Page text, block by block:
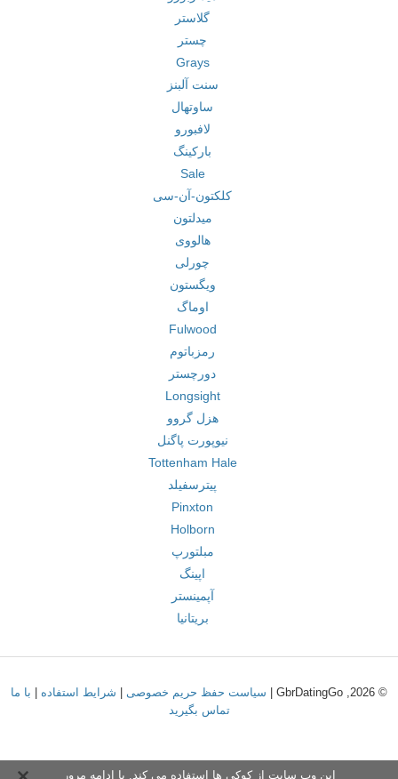
گلاستر
چستر
Grays
سنت آلبنز
ساوتهال
لافبورو
بارکینگ
Sale
کلکتون-آن-سی
میدلتون
هالووی
چورلی
ویگستون
اوماگ
Fulwood
رمزباتوم
دورچستر
Longsight
هزل گروو
نیوپورت پاگنل
Tottenham Hale
پیترسفیلد
Pinxton
Holborn
مبلتورپ
اپینگ
آپمینستر
بریتانیا
© 2026, GbrDatingGo | سیاست حفظ حریم خصوصی شرایط استفاده
با ما
تماس بگیرید
این وب سایت از کوکی ها استفاده می کند. با ادامه مرور